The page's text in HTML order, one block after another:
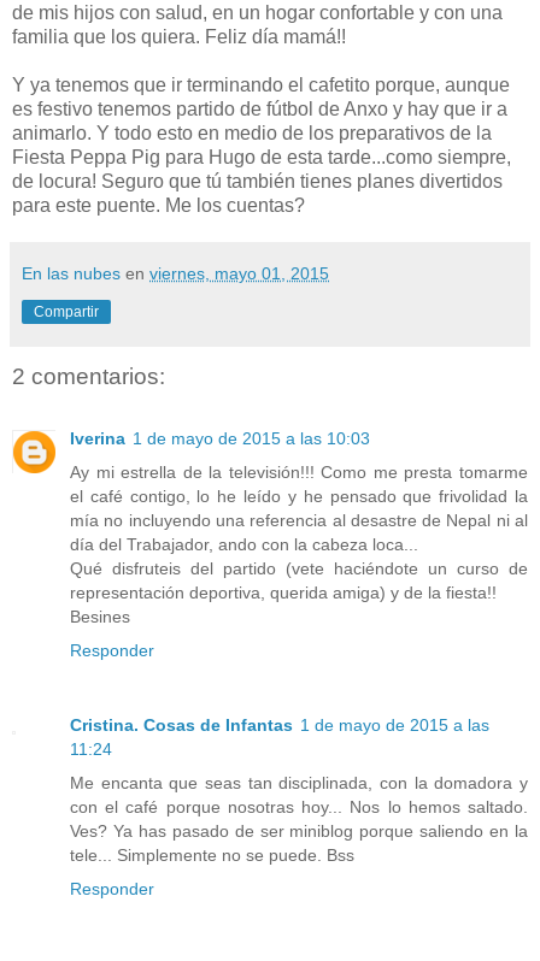
de mis hijos con salud, en un hogar confortable y con una
familia que los quiera. Feliz día mamá!!
Y ya tenemos que ir terminando el cafetito porque, aunque
es festivo tenemos partido de fútbol de Anxo y hay que ir a
animarlo. Y todo esto en medio de los preparativos de la
Fiesta Peppa Pig para Hugo de esta tarde...como siempre,
de locura! Seguro que tú también tienes planes divertidos
para este puente. Me los cuentas?
En las nubes en viernes, mayo 01, 2015
Compartir
2 comentarios:
Iverina 1 de mayo de 2015 a las 10:03
Ay mi estrella de la televisión!!! Como me presta tomarme
el café contigo, lo he leído y he pensado que frivolidad la
mía no incluyendo una referencia al desastre de Nepal ni al
día del Trabajador, ando con la cabeza loca...
Qué disfruteis del partido (vete haciéndote un curso de
representación deportiva, querida amiga) y de la fiesta!!
Besines
Responder
Cristina. Cosas de Infantas 1 de mayo de 2015 a las
11:24
Me encanta que seas tan disciplinada, con la domadora y
con el café porque nosotras hoy... Nos lo hemos saltado.
Ves? Ya has pasado de ser miniblog porque saliendo en la
tele... Simplemente no se puede. Bss
Responder